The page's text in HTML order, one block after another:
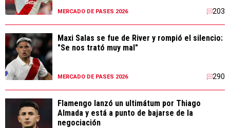
MERCADO DE PASES 2026 203
Maxi Salas se fue de River y rompió el silencio:
"Se nos trató muy mal"
MERCADO DE PASES 2026 290
Flamengo lanzó un ultimátum por Thiago
Almada y está a punto de bajarse de la
negociación